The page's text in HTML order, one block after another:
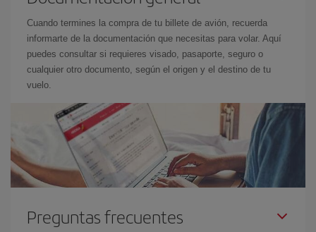
Cuando termines la compra de tu billete de avión, recuerda
informarte de la documentación que necesitas para volar. Aquí
puedes consultar si requieres visado, pasaporte, seguro o
cualquier otro documento, según el origen y el destino de tu
vuelo.
Preguntas frecuentes